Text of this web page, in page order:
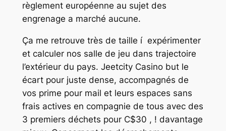
règlement européenne au sujet des
engrenage a marché aucune.
Ça me retrouve très de taille í expérimenter
et calculer nos salle de jeu dans trajectoire
l’extérieur du pays. Jeetcity Casino but le
écart pour juste dense, accompagnés de
vos prime pour mail et leurs espaces sans
frais actives en compagnie de tous avec des
3 premiers déchets pour C$30 , ! davantage